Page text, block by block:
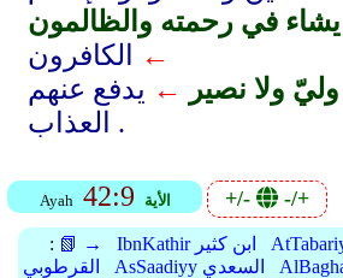
في رحمته والظالمون
←
الكافرون
ولا نصير
← يدفع عنهم
العذاب .
Ayah 42:9 الأية +/- -/+
: 📗 → IbnKathir ابن كثير
القرطوبي
AsSaadiyy السعدي